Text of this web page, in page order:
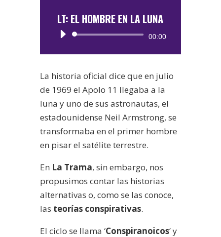
LT: EL HOMBRE EN LA LUNA
Reproductor
00:00
La historia oficial dice que en julio
de 1969 el Apolo 11 llegaba a la
luna y uno de sus astronautas, el
estadounidense Neil Armstrong, se
transformaba en el primer hombre
en pisar el satélite terrestre.
En La Trama, sin embargo, nos
propusimos contar las historias
alternativas o, como se las conoce,
las teorías conspirativas.
El ciclo se llama ‘Conspiranoicos‘ y